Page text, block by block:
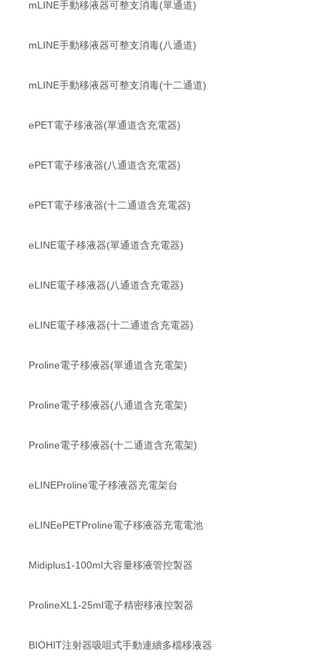
mLINE手動移液器可整支消毒(單通道)
mLINE手動移液器可整支消毒(八通道)
mLINE手動移液器可整支消毒(十二通道)
ePET電子移液器(單通道含充電器)
ePET電子移液器(八通道含充電器)
ePET電子移液器(十二通道含充電器)
eLINE電子移液器(單通道含充電器)
eLINE電子移液器(八通道含充電器)
eLINE電子移液器(十二通道含充電器)
Proline電子移液器(單通道含充電架)
Proline電子移液器(八通道含充電架)
Proline電子移液器(十二通道含充電架)
eLINEProline電子移液器充電架台
eLINEePETProline電子移液器充電電池
Midiplus1-100ml大容量移液管控製器
ProlineXL1-25ml電子精密移液控製器
BIOHIT注射器吸咀式手動連續多檔移液器